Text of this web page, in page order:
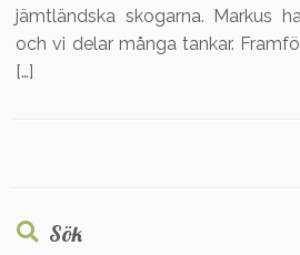
jämtländska skogarna. Markus
och vi delar många tankar.
[…]
Sök